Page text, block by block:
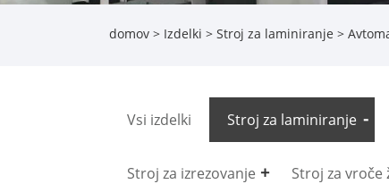
domov > Izdelki > Stroj za laminiranje >
Vsi izdelki Stroj za laminiranje
Stroj za izrezovanje Stroj za vroče